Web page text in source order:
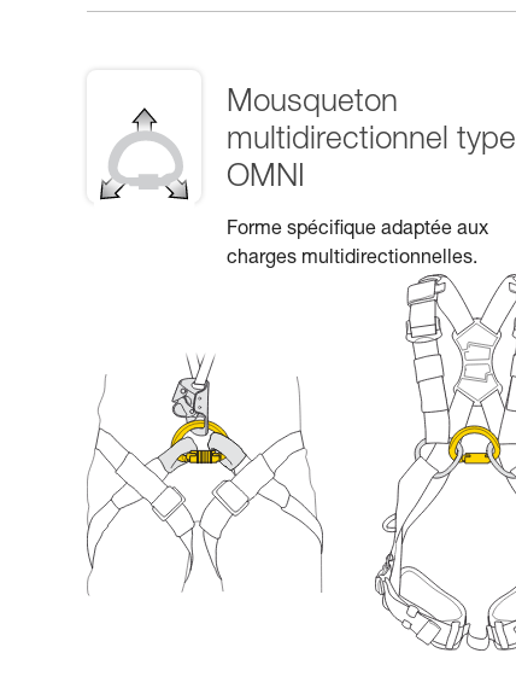
Mousqueton
multidirectionnel type
OMNI
Forme spécifique adaptée aux
charges multidirectionnelles.